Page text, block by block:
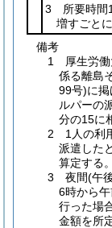
3 所要時間1
増すごと
備考
1 厚生労働
係る離島
99号)に
ルパーの
分の15に
2 1人の利
派遣した
算定する。
3 夜間(午後
6時から
行った場
金額を所